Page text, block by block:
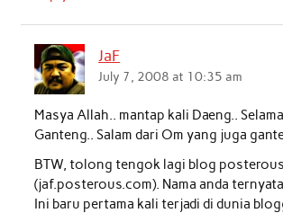
JaF
July 7, 2008 at 10:35 am
Masya Allah.. mantap kali Daeng..
Ganteng.. Salam dari Om yang juga
BTW, tolong tengok lagi blog posterous
(jaf.posterous.com). Nama anda
Ini baru pertama kali terjadi di dunia